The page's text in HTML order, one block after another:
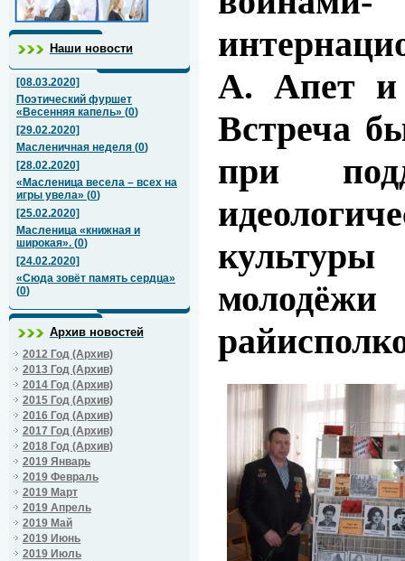
Наши новости
[08.03.2020]
Поэтический фуршет
«Весенняя капель» (0)
[29.02.2020]
Масленичная неделя (0)
[28.02.2020]
«Масленица весела – всех на
игры увела» (0)
[25.02.2020]
Масленица «книжная и
широкая». (0)
[24.02.2020]
«Сюда зовёт память сердца»
(0)
Архив новостей
2012 Год (Архив)
2013 Год (Архив)
2014 Год (Архив)
2015 Год (Архив)
2016 Год (Архив)
2017 Год (Архив)
2018 Год (Архив)
2019 Январь
2019 Февраль
2019 Март
2019 Апрель
2019 Май
2019 Июнь
2019 Июль
А. Апет и
Встреча
при